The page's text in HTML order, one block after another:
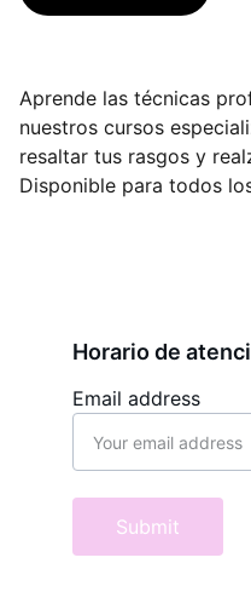
Aprende las técnicas
nuestros cursos
resaltar tus rasgos y
Disponible para todos
Email address
Submit
Horario de